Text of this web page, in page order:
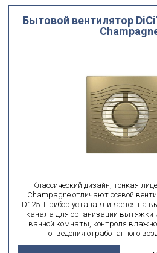
Диаметр
мм
мм
поиск по id
Сбросить фильтр
Бытовой вентилятор
Классический дизайн, тонкая
Champagne отличают осевой
D125. Прибор устанавливается на
канала для организации вытяжки
ванной комнаты, контроля
отведения отработанного